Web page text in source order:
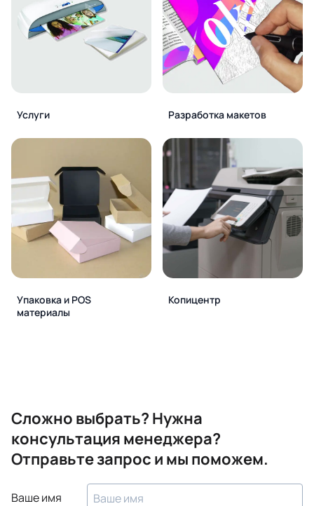
Услуги Разработка макетов
Упаковка и POS
материалы
Копицентр
Сложно выбрать? Нужна
консультация менеджера?
Отправьте запрос и мы поможем.
Ваше имя